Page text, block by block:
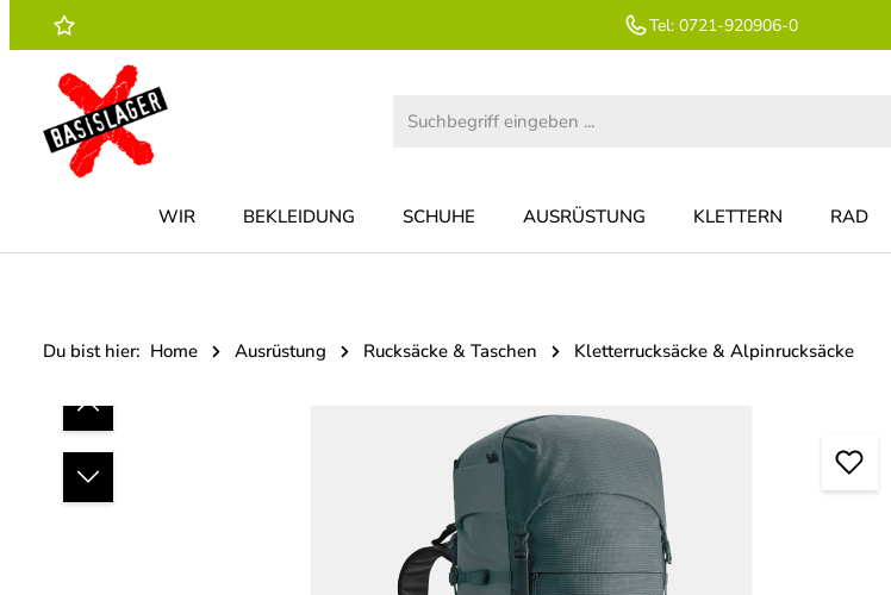
Hauptinhalt springen
Zur Suche springen
Zur Hauptnavigation springen Tel: 0721-920906-0
WIR BEKLEIDUNG SCHUHE AUSRÜSTUNG KLETTERN RAD
Du bist hier: Home Ausrüstung Rucksäcke & Taschen Kletterrucksäcke & Alpinrucksäcke
Bildergalerie überspringen